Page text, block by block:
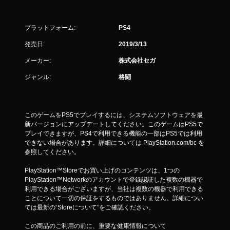
プラットフォーム: PS4
発売日: 2019/3/13
メーカー: 株式会社セガ
ジャンル: 格闘
このゲームをPS5でプレイするには、システムソフトウェアを最
新バージョンにアップデートしてください。このゲームはPS5で
プレイできますが、PS4で利用できる機能の一部はPS5では利用
できない場合があります。詳細については PlayStation.com/bc を
参照してください。
PlayStation™Storeでお買い上げのコンテンツは、1つの
PlayStation™Networkのアカウントで登録認証した複数の機器で
利用できる場合がございますが、当社は複数の機器で利用できる
ことについて一切の保証をするものではありません。詳細につい
ては最新の“Storeについて”をご確認ください。
この商品のご利用の前に、重要な健康情報について